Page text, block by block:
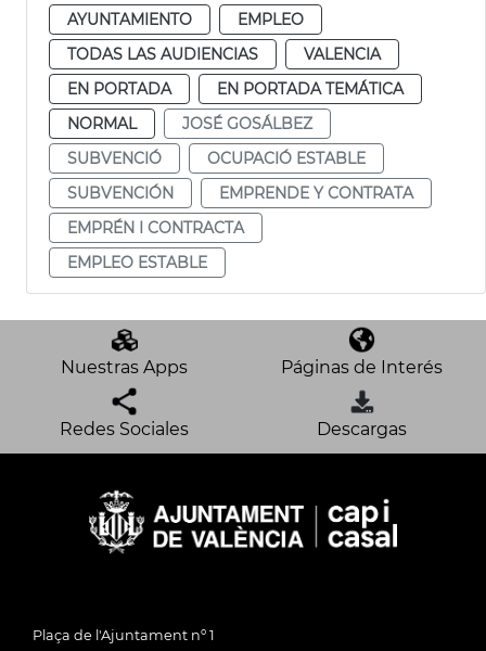
AYUNTAMIENTO
EMPLEO
TODAS LAS AUDIENCIAS
VALENCIA
EN PORTADA
EN PORTADA TEMÁTICA
NORMAL
JOSÉ GOSÁLBEZ
SUBVENCIÓ
OCUPACIÓ ESTABLE
SUBVENCIÓN
EMPRENDE Y CONTRATA
EMPRÉN I CONTRACTA
EMPLEO ESTABLE
Nuestras Apps Páginas de Interés
Redes Sociales Descargas
Plaça de l'Ajuntament nº 1